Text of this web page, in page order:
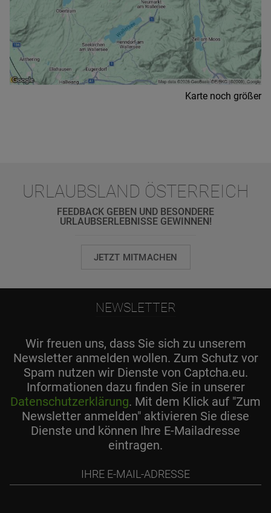
Karte noch größer
URLAUBSLAND ÖSTERREICH
FEEDBACK GEBEN UND BESONDERE
URLAUBSERLEBNISSE GEWINNEN!
JETZT MITMACHEN
NEWSLETTER
Wir freuen uns, dass Sie sich zu unserem
Newsletter anmelden wollen. Zum Schutz vor
Spam nutzen wir Dienste von Captcha.eu.
Informationen dazu finden Sie in unserer
Datenschutzerklärung. Mit dem Klick auf "Zum
Newsletter anmelden" aktivieren Sie diese
Dienste und können Ihre E-Mailadresse
eintragen.
Mail-